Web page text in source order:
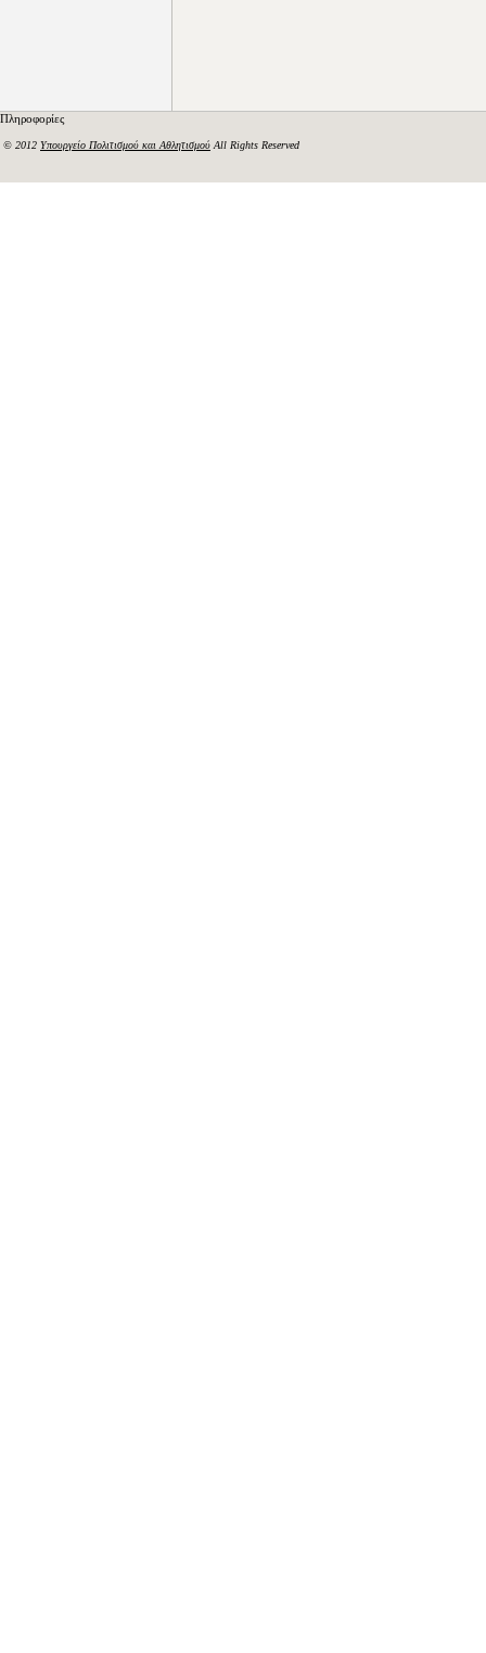
Πληροφορίες
© 2012 Υπουργείο Πολιτισμού και Αθλητισμού All Rights Reserved